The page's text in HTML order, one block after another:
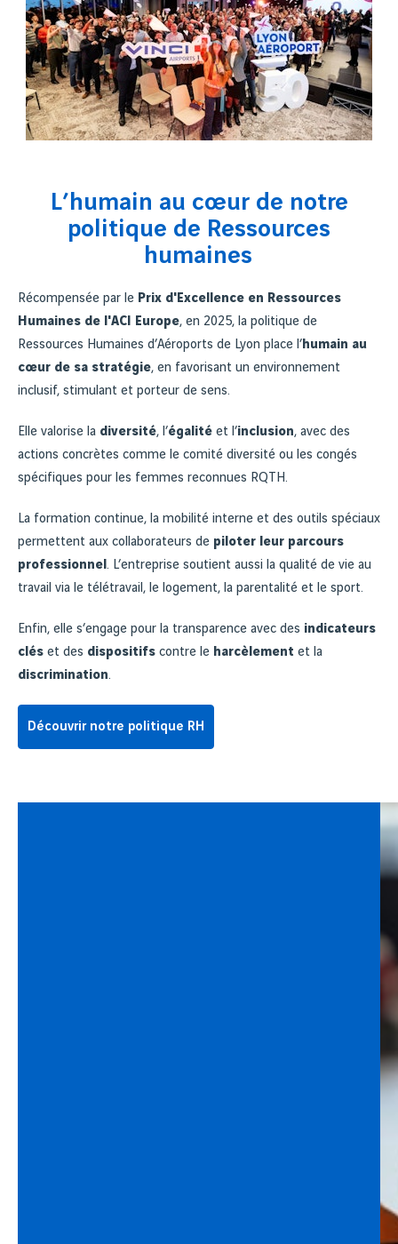
L’humain au cœur de notre
politique de Ressources
humaines
Récompensée par le Prix d'Excellence en Ressources
Humaines de l'ACI Europe, en 2025, la politique de
Ressources Humaines d’Aéroports de Lyon place l’humain au
cœur de sa stratégie, en favorisant un environnement
inclusif, stimulant et porteur de sens.
Elle valorise la diversité, l’égalité et l’inclusion, avec des
actions concrètes comme le comité diversité ou les congés
spécifiques pour les femmes reconnues RQTH.
La formation continue, la mobilité interne et des outils spéciaux
permettent aux collaborateurs de piloter leur parcours
professionnel. L’entreprise soutient aussi la qualité de vie au
travail via le télétravail, le logement, la parentalité et le sport.
Enfin, elle s’engage pour la transparence avec des indicateurs
clés et des dispositifs contre le harcèlement et la
discrimination.
Découvrir notre politique RH